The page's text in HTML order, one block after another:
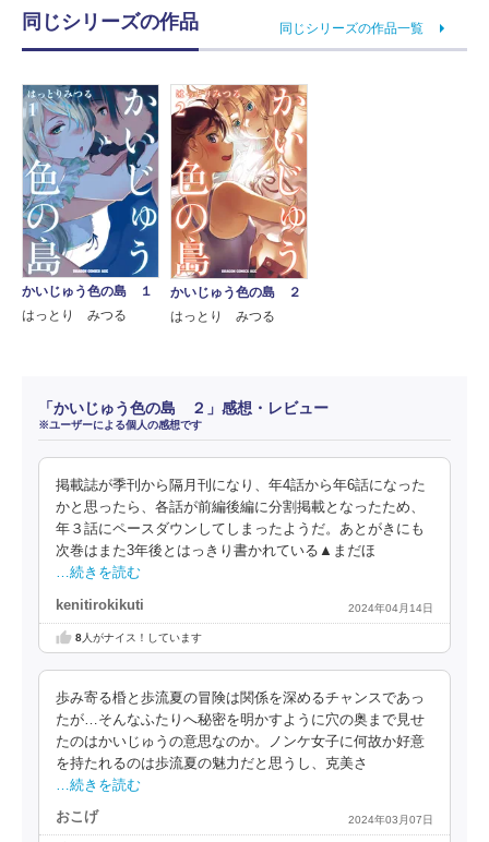
同じシリーズの作品 同じシリーズの作品一覧
かいじゅう色の島 １
はっとり みつる
かいじゅう色の島 ２
はっとり みつる
「かいじゅう色の島 ２」感想・レビュー
※ユーザーによる個人の感想です
掲載誌が季刊から隔月刊になり、年4話から年6話になった
かと思ったら、各話が前編後編に分割掲載となったため、
年３話にペースダウンしてしまったようだ。あとがきにも
次巻はまた3年後とはっきり書かれている▲まだほ
…続きを読む
kenitirokikuti 2024年04月14日
8人がナイス！しています
歩み寄る棔と歩流夏の冒険は関係を深めるチャンスであっ
たが…そんなふたりへ秘密を明かすように穴の奥まで見せ
たのはかいじゅうの意思なのか。ノンケ女子に何故か好意
を持たれるのは歩流夏の魅力だと思うし、克美さ
…続きを読む
おこげ 2024年03月07日